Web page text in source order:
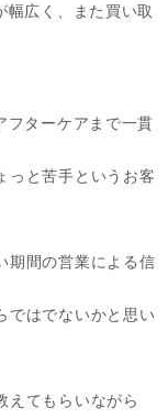
広く、また買い取
フターケアまで一貫
っと苦手というお客
期間の営業による信
ではでないかと思い
えてもらいながら